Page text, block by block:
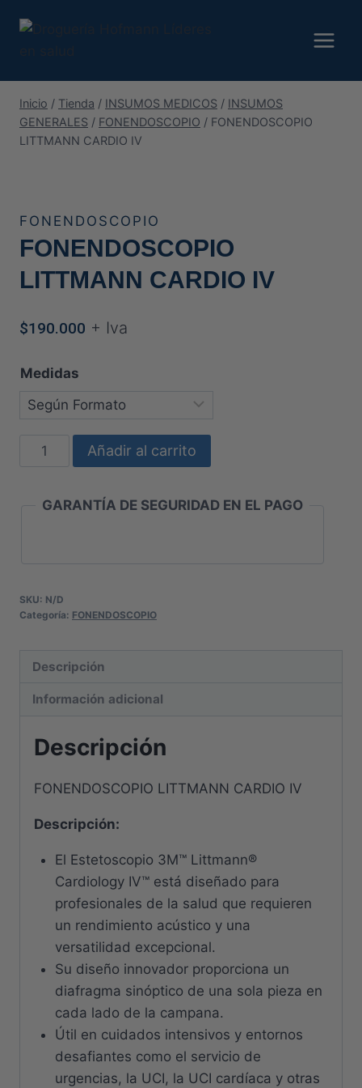
Inicio / Tienda / INSUMOS MEDICOS / INSUMOS
GENERALES / FONENDOSCOPIO / FONENDOSCOPIO
LITTMANN CARDIO IV
FONENDOSCOPIO
FONENDOSCOPIO
LITTMANN CARDIO IV
$190.000 + Iva
Medidas
FONENDOSCOPIO
LITTMANN
Añadir al carrito
GARANTÍA DE SEGURIDAD EN EL PAGO
SKU: N/D
Categoría: FONENDOSCOPIO
Descripción
Información adicional
Descripción
FONENDOSCOPIO LITTMANN CARDIO IV
Descripción:
El Estetoscopio 3M™ Littmann®
Cardiology IV™ está diseñado para
profesionales de la salud que requieren
un rendimiento acústico y una
versatilidad excepcional.
Su diseño innovador proporciona un
diafragma sinóptico de una sola pieza en
cada lado de la campana.
Útil en cuidados intensivos y entornos
desafiantes como el servicio de
urgencias, la UCI, la UCI cardíaca y otras